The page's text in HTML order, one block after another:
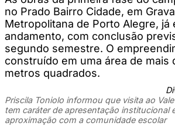
no Prado Bairro Cidade, em
Metropolitana de Porto Alegre, já
andamento, com conclusão
segundo semestre. O
construído em uma área de mais
metros quadrados.
Priscila Toniolo informou que visita ao
tem caráter de apresentação institucional
aproximação com a comunidade escolar